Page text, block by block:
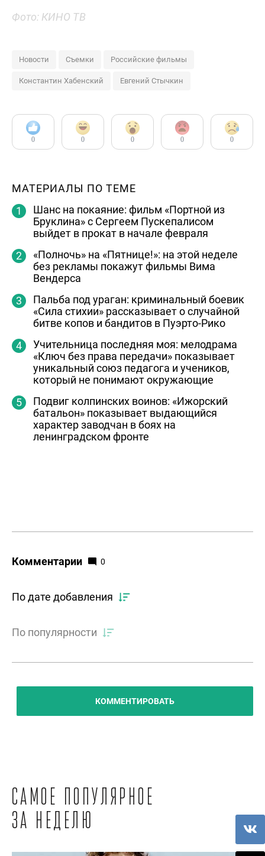
Фото: КИНО ТВ
Новости Съемки Российские фильмы
Константин Хабенский Евгений Стычкин
0 0 0 0 0
МАТЕРИАЛЫ ПО ТЕМЕ
Шанс на покаяние: фильм «Портной из
Бруклина» c Сергеем Пускепалисом
выйдет в прокат в начале февраля
«Полночь» на «Пятнице!»: на этой неделе
без рекламы покажут фильмы Вима
Вендерса
Пальба под ураган: криминальный боевик
«Сила стихии» рассказывает о случайной
битве копов и бандитов в Пуэрто-Рико
Учительница последняя моя: мелодрама
«Ключ без права передачи» показывает
уникальный союз педагога и учеников,
который не понимают окружающие
Подвиг колпинских воинов: «Ижорский
батальон» показывает выдающийся
характер заводчан в боях на
ленинградском фронте
Комментарии 0
По дате добавления
По популярности
КОММЕНТИРОВАТЬ
Самое популярное
за неделю